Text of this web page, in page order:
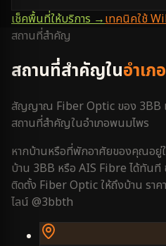
เช็คพื้นที่ให้บริการ →เทคนิคใช้
สถานที่สำคัญ
สถานที่สำคัญในอำเ
สัญญาณ Fiber Optic ของ 3BB
สถานที่สำคัญในอำเภอพนมไพร
หากบ้านหรือที่พักอาศัยของคุณอยู่
บ้าน 3BB หรือ AIS Fibre ได้ทันที
ติดตั้ง Fiber Optic ให้ถึงบ้าน รา
ไลน์ @3bbth